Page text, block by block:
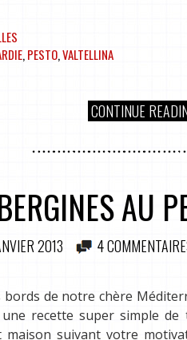
,PESTO,VALTELLINA
CONTINUE
AU
2013 4
bords de notre chère
une recette super simple
suivant votre